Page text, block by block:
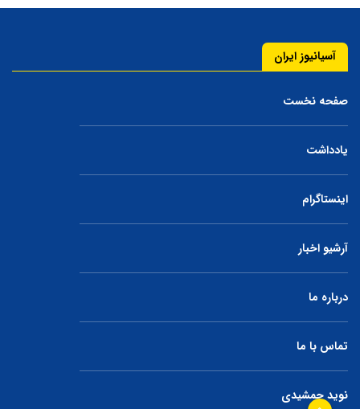
آسیانیوز ایران
صفحه نخست
یادداشت
اینستاگرام
آرشیو اخبار
درباره ما
تماس با ما
نوید جمشیدی